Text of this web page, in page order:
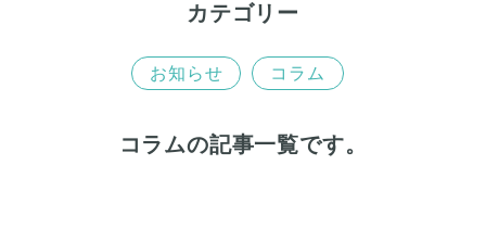
カテゴリー
お知らせ コラム
コラムの記事一覧です。